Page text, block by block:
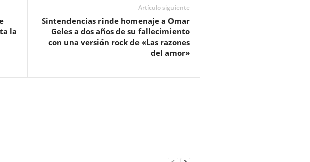
la
Artículo siguiente
Sintendencias rinde homenaje a Omar
Geles a dos años de su fallecimiento
con una versión rock de «Las razones
del amor»